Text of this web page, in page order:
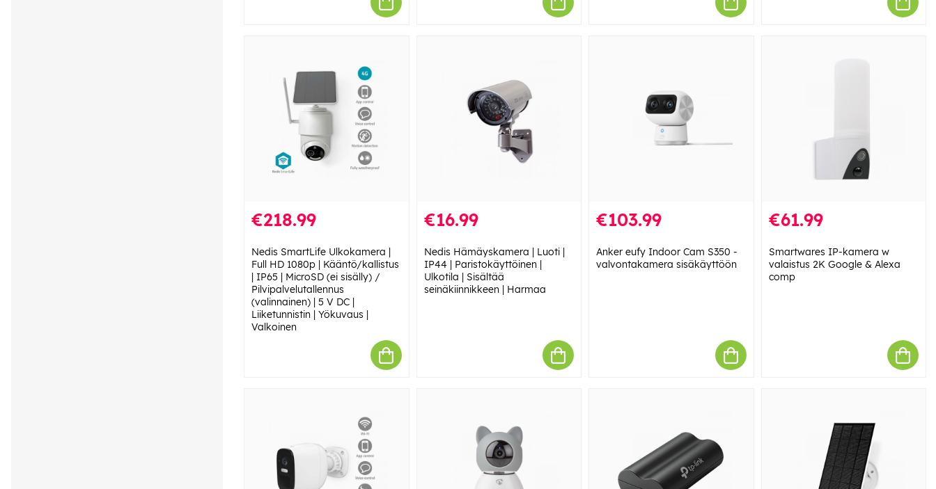
€218.99
Nedis SmartLife Ulkokamera |
Full HD 1080p | Kääntö/kallistus
| IP65 | MicroSD (ei sisälly) /
Pilvipalvelutallennus
(valinnainen) | 5 V DC |
Liiketunnistin | Yökuvaus |
Valkoinen
€16.99
Nedis Hämäyskamera | Luoti |
IP44 | Paristokäyttöinen |
Ulkotila | Sisältää
seinäkiinnikkeen | Harmaa
€103.99
Anker eufy Indoor Cam S350 -
valvontakamera sisäkäyttöön
€61.99
Smartwares IP-kamera w
valaistus 2K Google & Alexa
comp